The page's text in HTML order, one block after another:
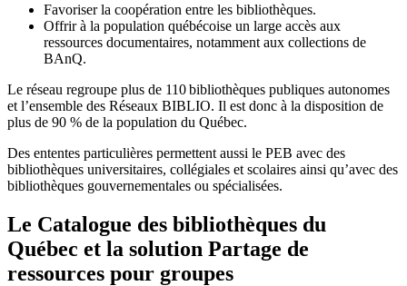
Favoriser la coopération entre les bibliothèques.
Offrir à la population québécoise un large accès aux
ressources documentaires, notamment aux collections de
BAnQ.
Le réseau regroupe plus de 110bibliothèques publiques autonomes
et l’ensemble des Réseaux BIBLIO. Il est donc à la disposition de
plus de 90 % de la population du Québec.
Des ententes particulières permettent aussi le PEB avec des
bibliothèques universitaires, collégiales et scolaires ainsi qu’avec des
bibliothèques gouvernementales ou spécialisées.
Le Catalogue des bibliothèques du
Québec et la solution Partage de
ressources pour groupes